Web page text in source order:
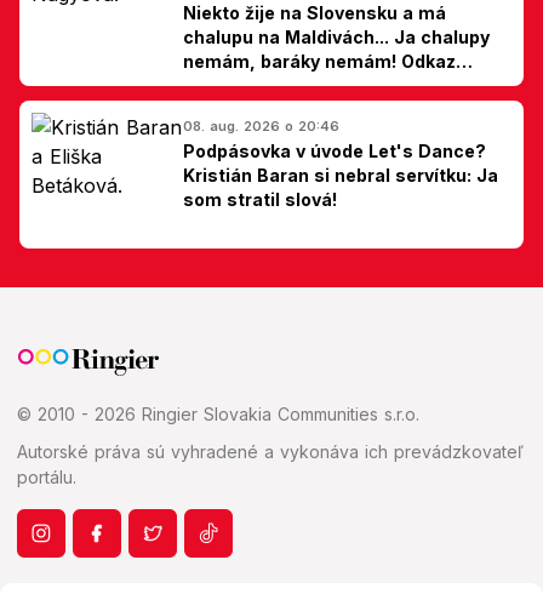
Niekto žije na Slovensku a má
chalupu na Maldivách... Ja chalupy
nemám, baráky nemám! Odkaz
Slovákom
08. aug. 2026 o 20:46
Podpásovka v úvode Let's Dance?
Kristián Baran si nebral servítku: Ja
som stratil slová!
© 2010 - 2026 Ringier Slovakia Communities s.r.o.
Autorské práva sú vyhradené a vykonáva ich prevádzkovateľ
portálu.